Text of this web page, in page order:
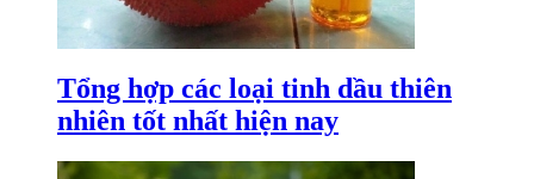
Tổng hợp các loại tinh dầu thiên
nhiên tốt nhất hiện nay